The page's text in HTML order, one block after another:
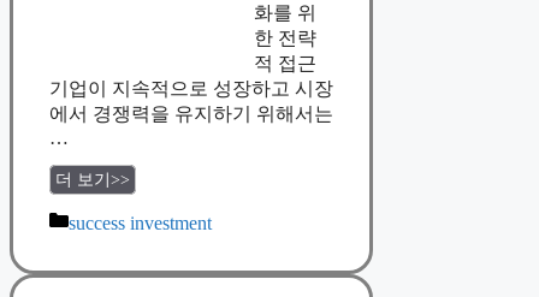
화를 위
한 전략
적 접근
기업이 지속적으로 성장하고 시장
에서 경쟁력을 유지하기 위해서는
…
더 보기>>
Categories
success investment